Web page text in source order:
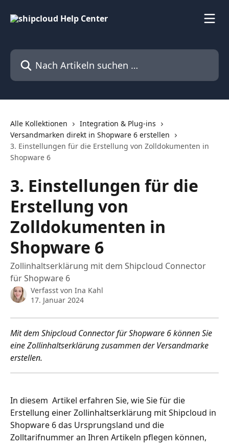
Nach Artikeln suchen …
Alle Kollektionen
Integration & Plug-ins
Versandmarken direkt in Shopware 6 erstellen
3. Einstellungen für die Erstellung von Zolldokumenten in
Shopware 6
3. Einstellungen für die
Erstellung von
Zolldokumenten in
Shopware 6
Zollinhaltserklärung mit dem Shipcloud Connector
für Shopware 6
Verfasst von Ina Kahl
17. Januar 2024
Mit dem Shipcloud Connector für Shopware 6 können Sie
eine Zollinhaltserklärung zusammen der Versandmarke
erstellen.
In diesem  Artikel erfahren Sie, wie Sie für die
Erstellung einer Zollinhaltserklärung mit Shipcloud in
Shopware 6 das Ursprungsland und die
Zolltarifnummer an Ihren Artikeln pflegen können,